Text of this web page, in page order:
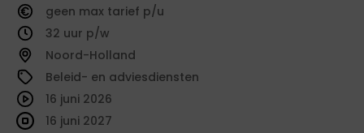
geen
tarief
32
Noord-Holland
Beleid- en adviesdiensten
16 juni 2026
16 juni 2027